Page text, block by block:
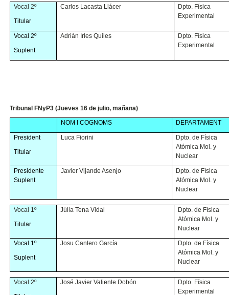
Vocal 2º
Titular
Carlos Lacasta Llácer
Dpto. Física
Experimental
Vocal 2º
Suplent
Adrián Irles Quiles
Dpto. Física
Experimental
Tribunal FNyP3 (Jueves 16 de julio, mañana)
NOM I COGNOMS DEPARTAMENT
President
Titular
Luca Fiorini
Dpto. de Física
Atómica Mol. y
Nuclear
Presidente
Suplent
Javier Vijande Asenjo
Dpto. de Física
Atómica Mol. y
Nuclear
Vocal 1º
Titular
Júlia Tena Vidal
Dpto. de Física
Atómica Mol. y
Nuclear
Vocal 1º
Suplent
Josu Cantero García
Dpto. de Física
Atómica Mol. y
Nuclear
Vocal 2º
José Javier Valiente Dobón
Dpto. Física
Experimental